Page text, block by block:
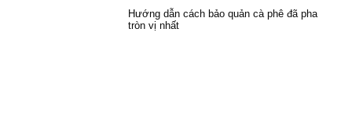
Hướng dẫn cách bảo quản cà phê đã pha
tròn vị nhất